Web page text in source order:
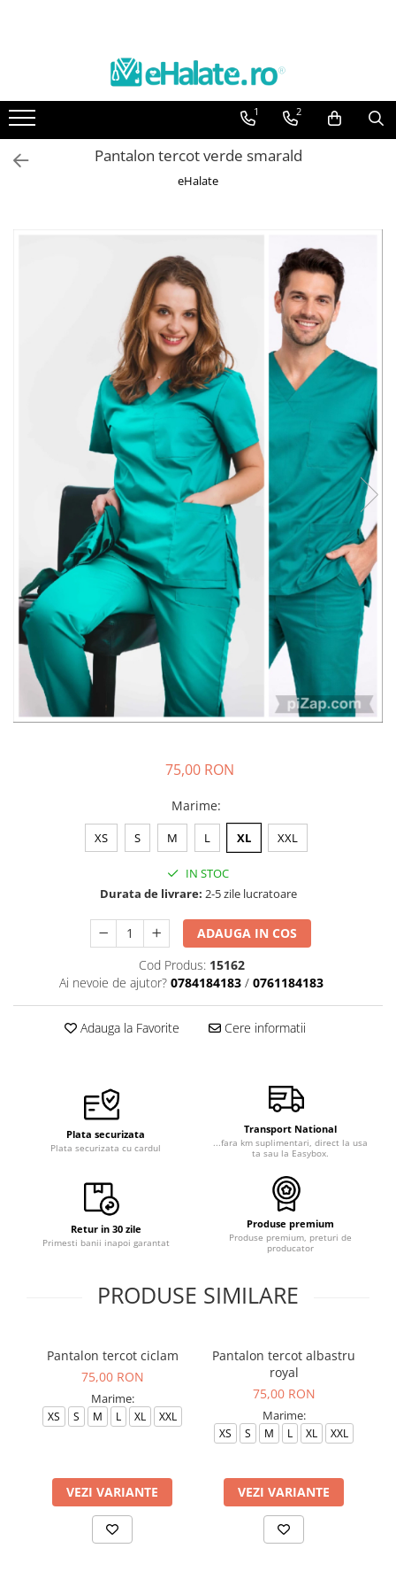
Toate Produsele
Bluze Unisex
Costume Unisex
Halate medicale femei
Halate medicale barbati
Halate medicale P2 cu fluturas
Halate medicale cu nasturi
Halate medicale cu fermoar
Halate medicale polar - unisex
Halate medicale albe
Fuste, Sarafane
Sarafane Mira
Fuste medicale
Sarafane medicale
Veste, Jachete
Veste de lucru
Halate medicale polar - unisex
Sorturi restaurante
Tricouri de lucru
Saboti medicali
ACCESORII
Noutati
1 2
Pantalon tercot verde smarald
eHalate
75,00 RON
Marime:
XS S M L XL XXL
IN STOC
Durata de livrare: 2-5 zile lucratoare
ADAUGA IN COS
Cod Produs: 15162
Ai nevoie de ajutor? 0784184183 / 0761184183
Adauga la Favorite Cere informatii
Plata securizata
Plata securizata cu cardul
Transport National
...fara km suplimentari, direct la usa
ta sau la Easybox.
Retur in 30 zile
Primesti banii inapoi garantat
Produse premium
Produse premium, preturi de
producator
PRODUSE SIMILARE
Pantalon tercot ciclam
75,00 RON
Marime:
XS S M L XL XXL
VEZI VARIANTE
Pantalon tercot albastru
royal
75,00 RON
Marime:
XS S M L XL XXL
VEZI VARIANTE